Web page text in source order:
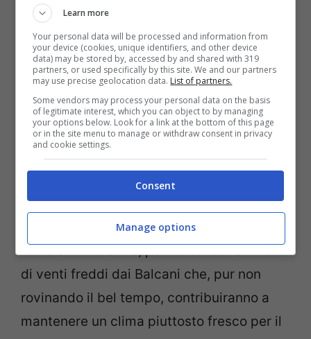
Ondata di freddo in arrivo: ecco le regioni più esposte ai
venti gelidi e al brusco calo termico – viagginews.com
Tuttavia, il lato orientale dell’alta pressione
resterà vulnerabile, permettendo l’afflusso
di venti freddi dai Balcani che, pur non
rovinando il bel tempo, contribuiranno a
mantenere un clima piuttosto fresco per il
Learn more
Your personal data will be processed and information from
your device (cookies, unique identifiers, and other device
data) may be stored by, accessed by and shared with 319
partners, or used specifically by this site. We and our partners
may use precise geolocation data. List of partners.
Some vendors may process your personal data on the basis
of legitimate interest, which you can object to by managing
your options below. Look for a link at the bottom of this page
or in the site menu to manage or withdraw consent in privacy
and cookie settings.
Consent
Manage options